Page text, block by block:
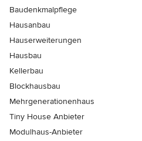
Baudenkmalpflege
Hausanbau
Hauserweiterungen
Hausbau
Kellerbau
Blockhausbau
Mehrgenerationenhaus
Tiny House Anbieter
Modulhaus-Anbieter